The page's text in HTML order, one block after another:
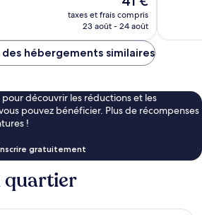
nouveau
prix
de
taxes et frais compris
23 août - 24 août
hébergements similaires
découvrir les réductions et les
pouvez bénéficier. Plus de récompenses
!
gratuitement
quartier